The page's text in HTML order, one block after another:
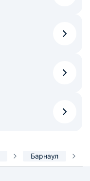
Барнаул